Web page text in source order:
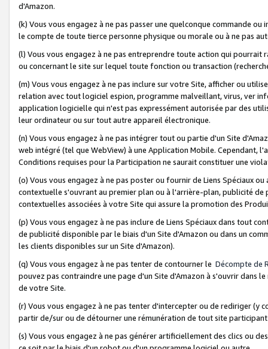
d'Amazon.
(k) Vous vous engagez à ne pas passer une quelconque commande
le compte de toute tierce personne physique ou morale ou à ne pas
(l) Vous vous engagez à ne pas entreprendre toute action qui
ou concernant le site sur lequel toute fonction ou transaction
(m) Vous vous engagez à ne pas inclure sur votre Site, afficher ou
relation avec tout logiciel espion, programme malveillant, virus, ver
application logicielle qui n'est pas expressément autorisée par des
leur ordinateur ou sur tout autre appareil électronique.
(n) Vous vous engagez à ne pas intégrer tout ou partie d'un Site
web intégré (tel que WebView) à une Application Mobile. Cependant,
Conditions requises pour la Participation ne saurait constituer une
(o) Vous vous engagez à ne pas poster ou fournir de Liens Spéciaux
contextuelle s'ouvrant au premier plan ou à l'arrière-plan, publicité
contextuelles associées à votre Site qui assure la promotion des
(p) Vous vous engagez à ne pas inclure de Liens Spéciaux dans tout
de publicité disponible par le biais d'un Site d'Amazon ou dans un
les clients disponibles sur un Site d'Amazon).
(q) Vous vous engagez à ne pas tenter de contourner le Décompte de
pouvez pas contraindre une page d'un Site d'Amazon à s'ouvrir dans
de votre Site.
(r) Vous vous engagez à ne pas tenter d'intercepter ou de rediriger
partir de/sur ou de détourner une rémunération de tout site
(s) Vous vous engagez à ne pas générer artificiellement des clics ou